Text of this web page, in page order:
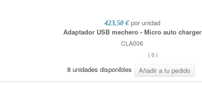
423,50 € por unidad
Adaptador USB mechero - Micro auto charger
CLA006
( 0)
8 unidades disponibles